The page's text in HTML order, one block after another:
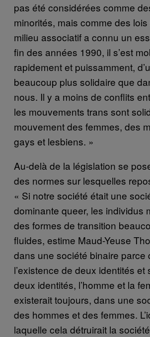
pas été considérées comme
minorités, mais comme des
milieu associatif a connu un
fin des années 1990, il s’est
rapidement et puissamment,
beaucoup plus solidaire que
nous. Il y a moins de conflits
les mouvements trans sont
mouvement des femmes, des
gays et lesbiens. »
Au-delà de la législation se
des normes sur lesquelles
« Si notre société était une
dominante queer, les individus
des formes de transition
fluides, estime Maud-Yeuse
dans une société binaire parce
l’existence de deux identités et
deux identités, l’homme et la
existerait toujours, dans une
des hommes et des femmes.
laquelle cela détruirait la